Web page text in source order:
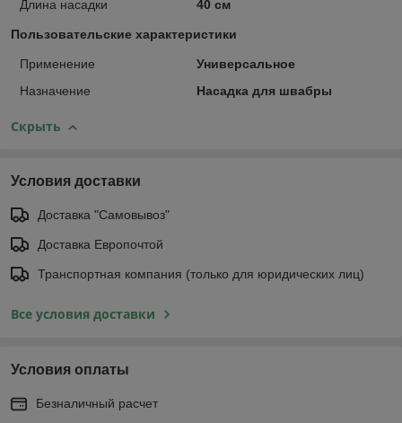
Длина насадки 40 см
Пользовательские характеристики
Применение
Универсальное
Назначение
Насадка для швабры
Скрыть
Условия доставки
Доставка "Самовывоз"
Доставка Европочтой
Транспортная компания (только для юридических лиц)
Все условия доставки
Условия оплаты
Безналичный расчет